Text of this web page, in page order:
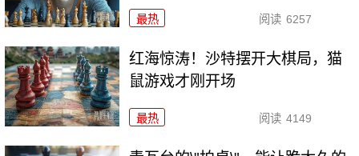
最热 阅读 6257
红海惊涛！沙特摆开大棋局，猫
鼠游戏才刚开场
最热 阅读 4149